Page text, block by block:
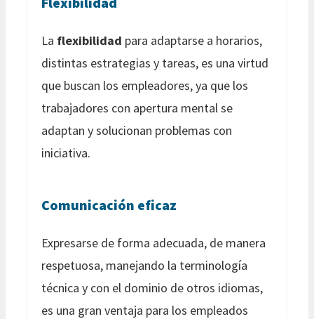
La flexibilidad para adaptarse a horarios,
distintas estrategias y tareas, es una virtud
que buscan los empleadores, ya que los
trabajadores con apertura mental se
adaptan y solucionan problemas con
iniciativa.
Comunicación eficaz
Expresarse de forma adecuada, de manera
respetuosa, manejando la terminología
técnica y con el dominio de otros idiomas,
es una gran ventaja para los empleados